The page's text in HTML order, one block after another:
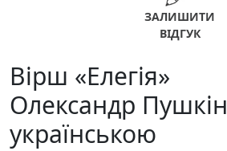
ЗАЛИШИТИ
ВІДГУК
Вірш «Елегія»
Олександр Пушкін
українською